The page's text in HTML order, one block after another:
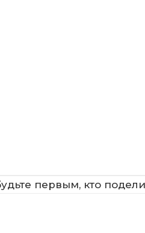
первым, кто